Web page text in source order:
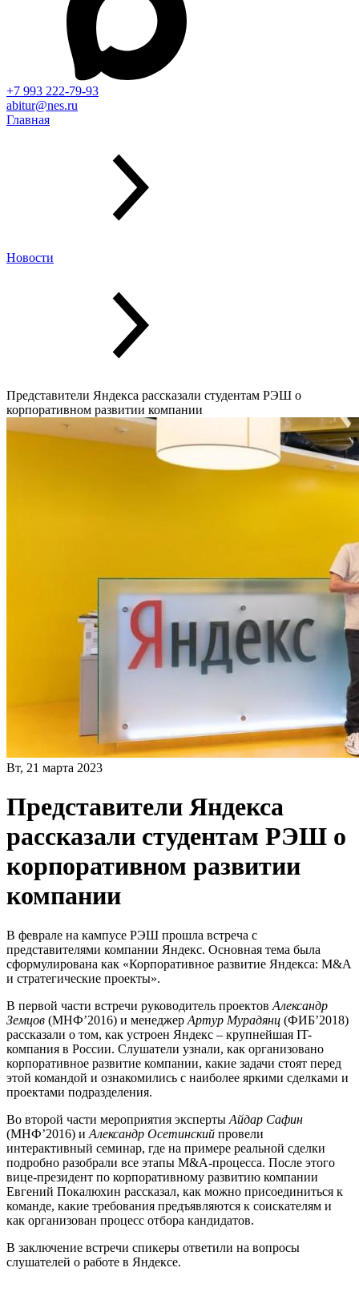
+7 993 222-79-93
abitur@nes.ru
Главная
Новости
Представители Яндекса рассказали студентам РЭШ о
корпоративном развитии компании
Вт, 21 марта 2023
Представители Яндекса
рассказали студентам РЭШ о
корпоративном развитии
компании
В феврале на кампусе РЭШ прошла встреча с
представителями компании Яндекс. Основная тема была
сформулирована как «Корпоративное развитие Яндекса: M&A
и стратегические проекты».
В первой части встречи руководитель проектов Александр
Земцов (МНФ’2016) и менеджер Артур Мурадянц (ФИБ’2018)
рассказали о том, как устроен Яндекс – крупнейшая IT-
компания в России. Слушатели узнали, как организовано
корпоративное развитие компании, какие задачи стоят перед
этой командой и ознакомились с наиболее яркими сделками и
проектами подразделения.
Во второй части мероприятия эксперты Айдар Сафин
(МНФ’2016) и Александр Осетинский провели
интерактивный семинар, где на примере реальной сделки
подробно разобрали все этапы M&A-процесса. После этого
вице-президент по корпоративному развитию компании
Евгений Покалюхин рассказал, как можно присоединиться к
команде, какие требования предъявляются к соискателям и
как организован процесс отбора кандидатов.
В заключение встречи спикеры ответили на вопросы
слушателей о работе в Яндексе.